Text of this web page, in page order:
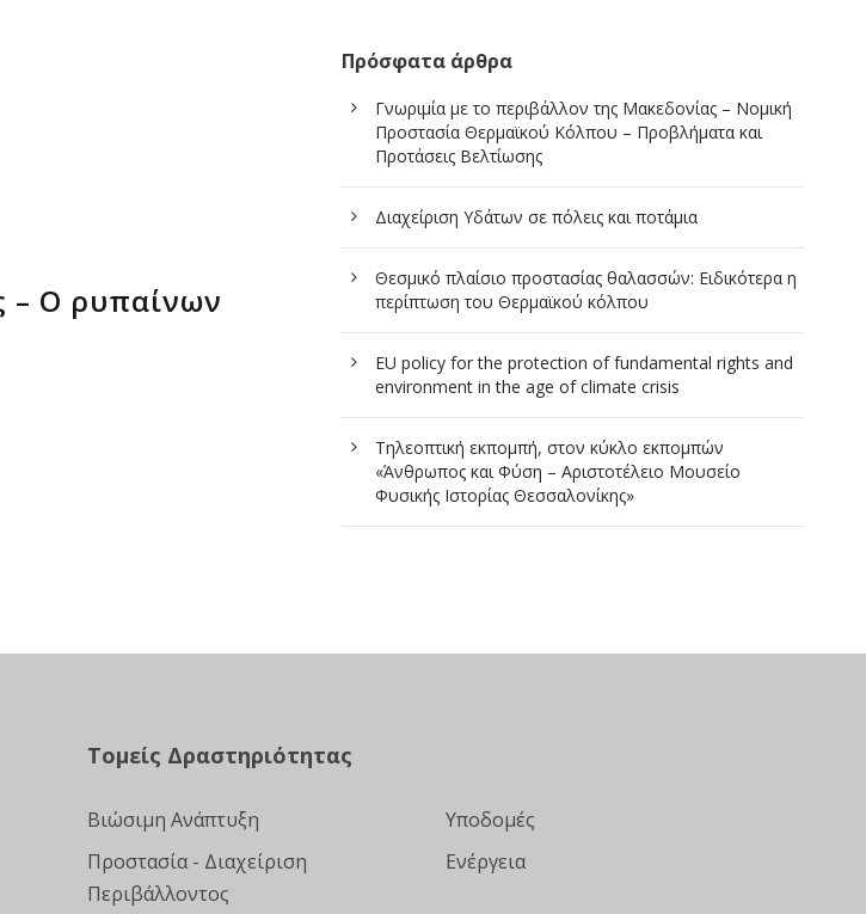
– Ο ρυπαίνων
Πρόσφατα άρθρα
Γνωριμία με το περιβάλλον της Μακεδονίας – Νομική
Προστασία Θερμαϊκού Κόλπου – Προβλήματα και
Προτάσεις Βελτίωσης
Διαχείριση Υδάτων σε πόλεις και ποτάμια
Θεσμικό πλαίσιο προστασίας θαλασσών: Ειδικότερα η
περίπτωση του Θερμαϊκού κόλπου
EU policy for the protection of fundamental rights and
environment in the age of climate crisis
Τηλεοπτική εκπομπή, στον κύκλο εκπομπών
«Άνθρωπος και Φύση – Αριστοτέλειο Μουσείο
Φυσικής Ιστορίας Θεσσαλονίκης»
Τομείς Δραστηριότητας
Βιώσιμη Ανάπτυξη
Υποδομές
Προστασία - Διαχείριση
Περιβάλλοντος
Ενέργεια